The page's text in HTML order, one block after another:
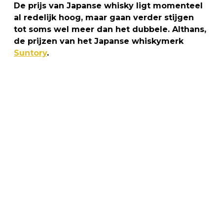
De prijs van Japanse whisky ligt momenteel
al redelijk hoog, maar gaan verder stijgen
tot soms wel meer dan het dubbele. Althans,
de prijzen van het Japanse whiskymerk
Suntory.